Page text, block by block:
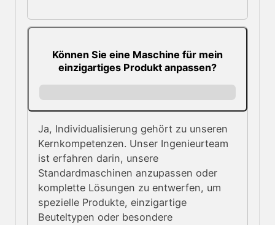
Können Sie eine Maschine für mein
einzigartiges Produkt anpassen?
Ja, Individualisierung gehört zu unseren
Kernkompetenzen. Unser Ingenieurteam
ist erfahren darin, unsere
Standardmaschinen anzupassen oder
komplette Lösungen zu entwerfen, um
spezielle Produkte, einzigartige
Beuteltypen oder besondere